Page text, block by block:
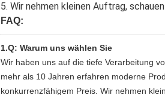
5. Wir nehmen kleinen Auftrag,
FAQ:
1.Q: Warum uns wählen Sie
Wir haben uns auf die tiefe Verarbeitung
mehr als 10 Jahren erfahren moderne
konkurrenzfähigem Preis. Wir nehmen